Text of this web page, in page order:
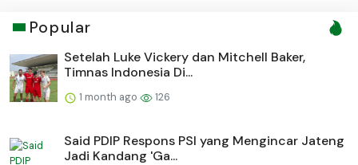
Popular
Setelah Luke Vickery dan Mitchell Baker,
Timnas Indonesia Di...
1 month ago 126
Said PDIP Respons PSI yang Mengincar Jateng
Jadi Kandang 'Ga...